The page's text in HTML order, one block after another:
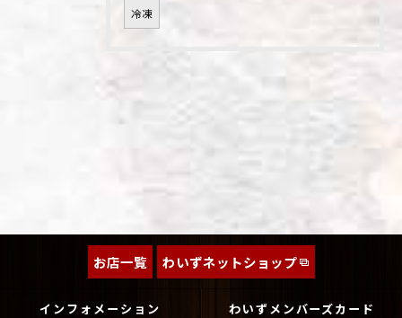
冷凍
お店一覧 わいずネットショップ
インフォメーション わいずメンバーズカード